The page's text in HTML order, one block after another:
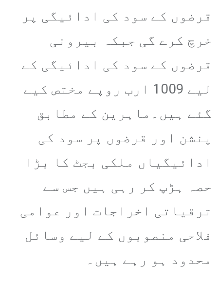
قرضوں کے سود کی ادائیگی پر
خرچ کرے گی جبکہ بیرونی
قرضوں کے سود کی ادائیگی کے
لیے 1009 ارب روپے مختص کیے
گئے ہیں۔ماہرین کے مطابق
پنشن اور قرضوں پر سود کی
ادائیگیاں ملکی بجٹ کا بڑا
حصہ ہڑپ کر رہی ہیں جس سے
ترقیاتی اخراجات اور عوامی
فلاحی منصوبوں کے لیے وسائل
محدود ہو رہے ہیں۔